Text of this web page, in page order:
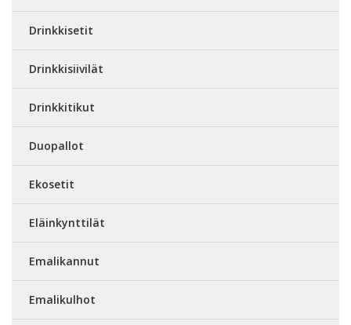
Drinkkisetit
Drinkkisiivilät
Drinkkitikut
Duopallot
Ekosetit
Eläinkynttilät
Emalikannut
Emalikulhot